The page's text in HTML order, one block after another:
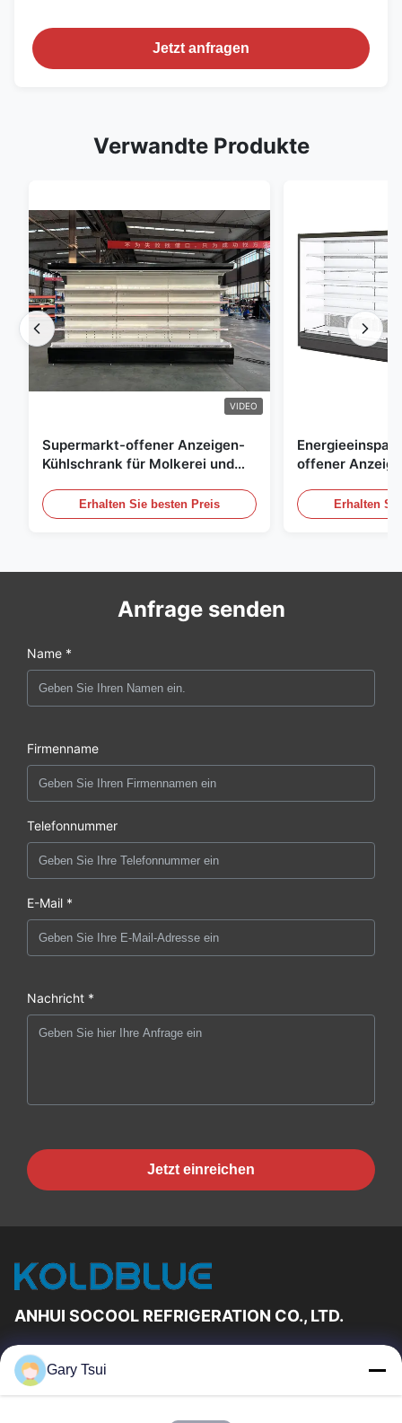
Jetzt anfragen
Verwandte Produkte
VIDEO
Supermarkt-offener Anzeigen-
Kühlschrank für Molkerei und
Erhalten Sie besten Preis
offener
Erhalten
Anfrage senden
Name *
Firmenname
Telefonnummer
E-Mail *
Nachricht *
Jetzt einreichen
ANHUI SOCOOL REFRIGERATION CO., LTD.
Schnelle Links
Haus
Gary Tsui